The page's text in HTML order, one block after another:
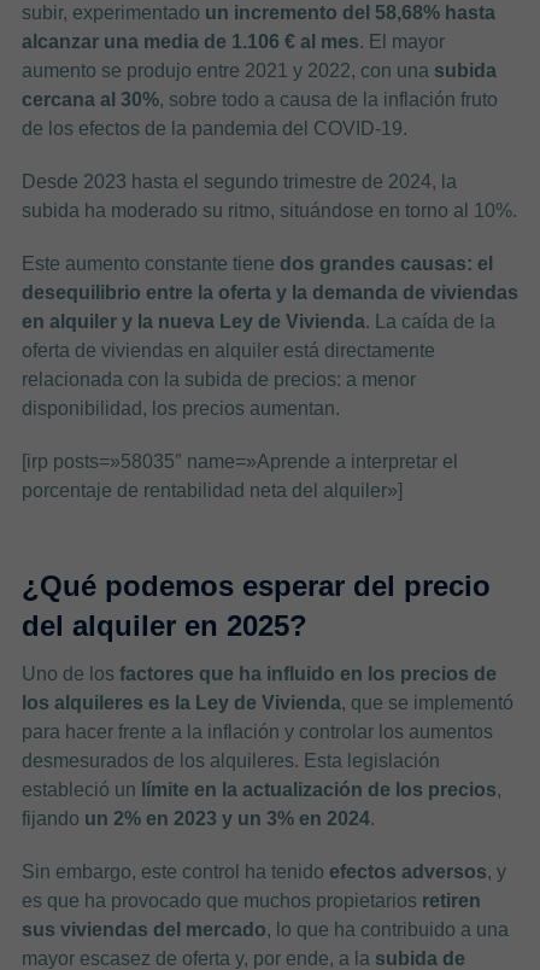
subir, experimentado un incremento del 58,68% hasta
alcanzar una media de 1.106 € al mes. El mayor
aumento se produjo entre 2021 y 2022, con una subida
cercana al 30%, sobre todo a causa de la inflación fruto
de los efectos de la pandemia del COVID-19.
Desde 2023 hasta el segundo trimestre de 2024, la
subida ha moderado su ritmo, situándose en torno al 10%.
Este aumento constante tiene dos grandes causas: el
desequilibrio entre la oferta y la demanda de viviendas
en alquiler y la nueva Ley de Vivienda. La caída de la
oferta de viviendas en alquiler está directamente
relacionada con la subida de precios: a menor
disponibilidad, los precios aumentan.
[irp posts=»58035″ name=»Aprende a interpretar el
porcentaje de rentabilidad neta del alquiler»]
¿Qué podemos esperar del precio
del alquiler en 2025?
Uno de los factores que ha influido en los precios de
los alquileres es la Ley de Vivienda, que se implementó
para hacer frente a la inflación y controlar los aumentos
desmesurados de los alquileres. Esta legislación
estableció un límite en la actualización de los precios,
fijando un 2% en 2023 y un 3% en 2024.
Sin embargo, este control ha tenido efectos adversos, y
es que ha provocado que muchos propietarios retiren
sus viviendas del mercado, lo que ha contribuido a una
mayor escasez de oferta y, por ende, a la subida de